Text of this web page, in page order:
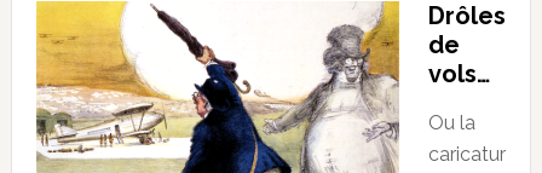
Drôles
de
vols…
Ou la
caricatur